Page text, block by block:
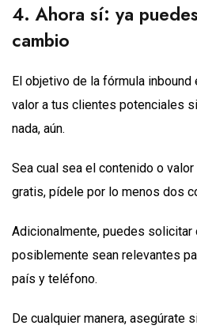
4. Ahora sí: ya
cambio
El objetivo de la fórmula
valor a tus clientes potenciales
nada, aún.
Sea cual sea el contenido o
gratis, pídele por lo menos dos
Adicionalmente, puedes
posiblemente sean relevantes
país y teléfono.
De cualquier manera, asegúrate